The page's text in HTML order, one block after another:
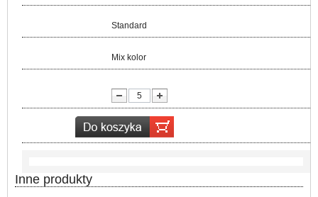
Standard
Mix kolor
Inne produkty